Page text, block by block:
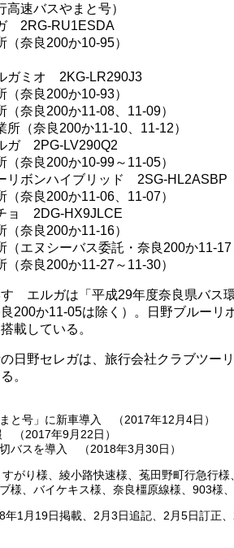
高速バスやまと号）
2RG-RU1ESDA
（奈良200か10-95）
ガミオ 2KG-LR290J3
（奈良200か10-93）
（奈良200か11-08、11-09）
所（奈良200か11-10、11-12）
ガ 2PG-LV290Q2
（奈良200か10-99～11-05）
リボンハイブリッド 2SG-HL2ASBP
（奈良200か11-06、11-07）
ョ 2DG-HX9JLCE
（奈良200か11-16）
（エヌシーバス委託・奈良200か11-17
（奈良200か11-27～11-30）
ゞエルガは「平成29年度奈良県バス
200か11-05は除く）。日野ブルーリ
載している。
日野セレガは、旅行会社クラブツー
。
と号」に新車導入 （2017年12月4日）
（2017年9月22日）
バスを導入 （2018年3月30日）
がり様、綾小路快速様、菟田野町行急行
様、バイケキス様、奈良橿原線様、903様、
年1月19日掲載、2月3日追記、2月5日訂正